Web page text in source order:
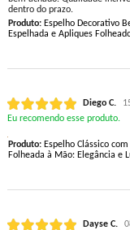
dentro do prazo.
Produto:Espelho Decorativo
Espelhada e Apliques
Diego C.
Eu recomendo esse produto.
Produto:Espelho Clássico
Folheada à Mão: Elegância e
Dayse C.